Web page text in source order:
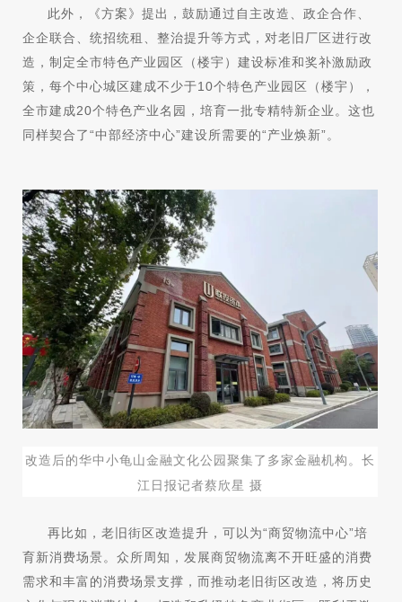
此外，《方案》提出，鼓励通过自主改造、政企合作、
企企联合、统招统租、整治提升等方式，对老旧厂区进行改
造，制定全市特色产业园区（楼宇）建设标准和奖补激励政
策，每个中心城区建成不少于10个特色产业园区（楼宇），
全市建成20个特色产业名园，培育一批专精特新企业。这也
同样契合了“中部经济中心”建设所需要的“产业焕新”。
改造后的华中小龟山金融文化公园聚集了多家金融机构。长
江日报记者蔡欣星 摄
再比如，老旧街区改造提升，可以为“商贸物流中心”培
育新消费场景。众所周知，发展商贸物流离不开旺盛的消费
需求和丰富的消费场景支撑，而推动老旧街区改造，将历史